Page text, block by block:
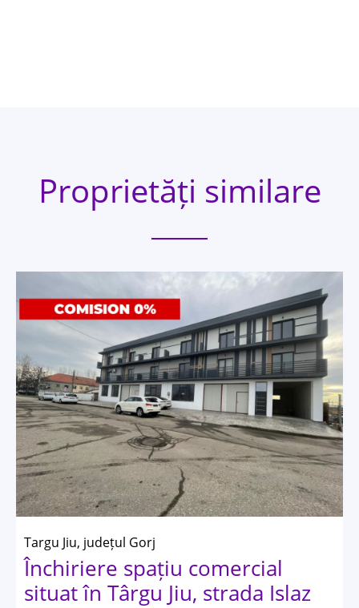
Proprietăți similare
Targu Jiu, județul Gorj
Închiriere spațiu comercial
situat în Târgu Jiu, strada Islaz